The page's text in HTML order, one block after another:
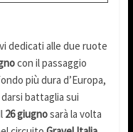
dedicati alle due ruote
con il passaggio
più dura d’Europa,
battaglia sui
26 giugnosarà la volta